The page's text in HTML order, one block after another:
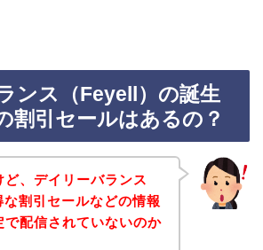
ンス（Feyell）の誕生
割引セールはあるの？
ど、デイリーバランス
な割引セールなどの情報
で配信されていないのか